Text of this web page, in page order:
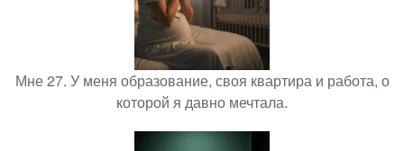
Мне 27. У меня образование, своя квартира и работа, о
которой я давно мечтала.